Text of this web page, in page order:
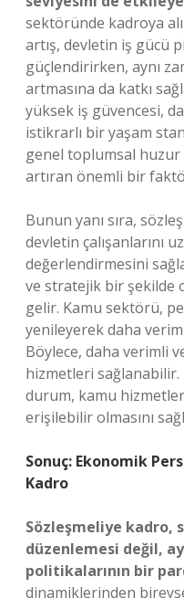
sektöründe kadroya
artış, devletin iş gücü
güçlendirirken, aynı
artmasına da katkı
yüksek iş güvencesi,
istikrarlı bir yaşam
genel toplumsal
artıran önemli bir
Bunun yanı sıra,
devletin çalışanlarını
değerlendirmesini
ve stratejik bir şekilde
gelir. Kamu sektörü,
yenileyerek daha
Böylece, daha verimli
hizmetleri sağlanabilir.
durum, kamu
erişilebilir olmasını
Sonuç: Ekonomik
Kadro
Sözleşmeliye kadro,
düzenlemesi değil,
politikalarının bir
dinamiklerinden